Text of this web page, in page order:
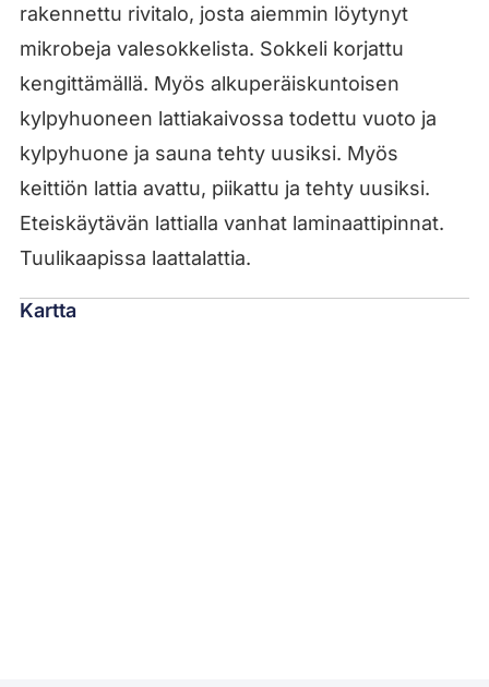
rakennettu rivitalo, josta aiemmin löytynyt
mikrobeja valesokkelista. Sokkeli korjattu
kengittämällä. Myös alkuperäiskuntoisen
kylpyhuoneen lattiakaivossa todettu vuoto ja
kylpyhuone ja sauna tehty uusiksi. Myös
keittiön lattia avattu, piikattu ja tehty uusiksi.
Eteiskäytävän lattialla vanhat laminaattipinnat.
Tuulikaapissa laattalattia.
Kartta